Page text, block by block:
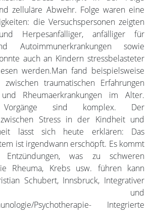
zelluläre Abwehr. Folge waren eine
die Versuchspersonen zeigten
Herpesanfälliger, anfälliger für
Autoimmunerkrankungen sowie
auch an Kindern stressbelasteter
werden.Man fand beispielsweise
zwischen traumatischen Erfahrungen
Rheumaerkrankungen im Alter.
Vorgänge sind komplex. Der
zwischen Stress in der Kindheit und
lässt sich heute erklären: Das
ist irgendwann erschöpft. Es kommt
was zu schweren
Rheuma, Krebs usw. führen kann
Schubert, Innsbruck, Integrativer
und
Psychotherapie- Integrierte